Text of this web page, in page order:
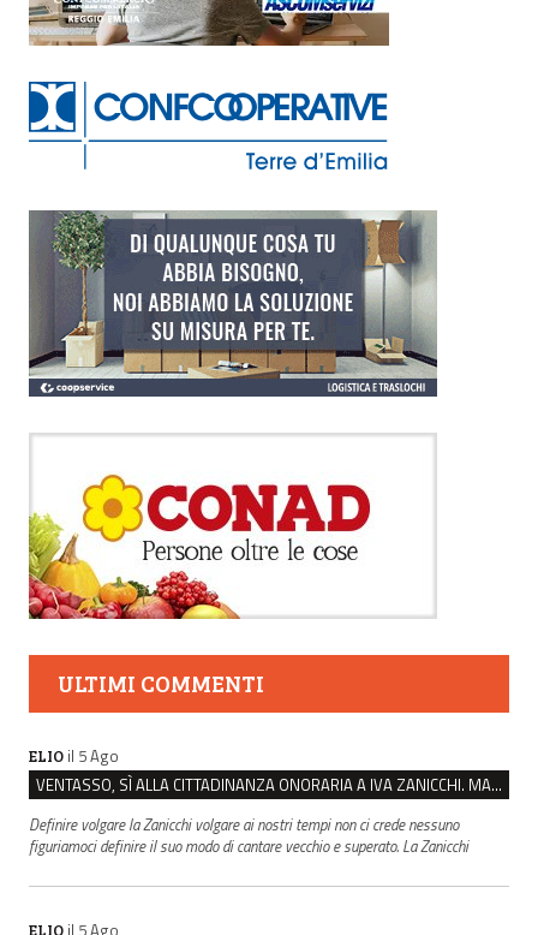
ULTIMI COMMENTI
ELIO il 5 Ago
VENTASSO, SÌ ALLA CITTADINANZA ONORARIA A IVA ZANICCHI. MA BARGIACCHI: “È DI PESSIMO GUSTO”
Definire volgare la Zanicchi volgare ai nostri tempi non ci crede nessuno
figuriamoci definire il suo modo di cantare vecchio e superato. La Zanicchi
ELIO